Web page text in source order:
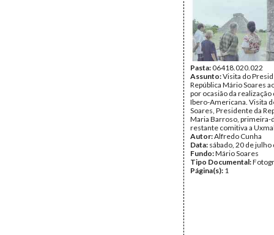
Pasta:06418.020.022
Assunto:Visita do
República Mário Soares
por ocasião da realização
Ibero-Americana. Visita
Soares, Presidente da
Maria Barroso, primeira-
restante comitiva a
Autor:Alfredo Cunha
Data: sábado, 20 de julho
Fundo:Mário Soares
Tipo Documental:
Página(s): 1